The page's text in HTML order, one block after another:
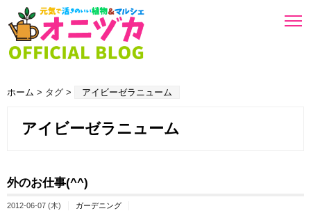
ホーム > タグ > アイビーゼラニューム
アイビーゼラニューム
外のお仕事(^^)
2012-06-07 (木)
ガーデニング